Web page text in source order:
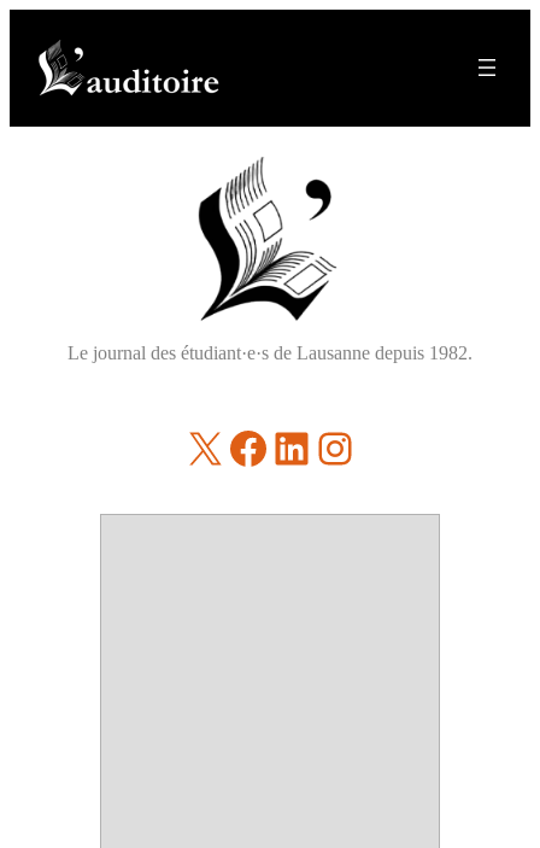
Le journal des étudiant·e·s de Lausanne depuis 1982.
X Facebook
LinkedIn
Instagram